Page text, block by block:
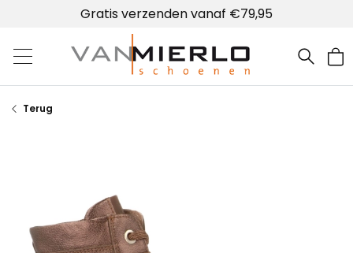
Gratis verzenden vanaf €79,95
Home | Van Mierlo schoenen
Terug